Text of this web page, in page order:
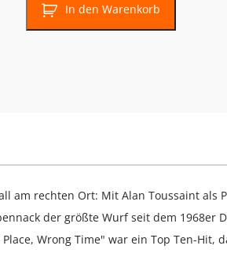
In den Warenkorb
am rechten Ort: Mit Alan Toussaint als
der größte Wurf seit dem 1968er
Wrong Time" war ein Top Ten-Hit,